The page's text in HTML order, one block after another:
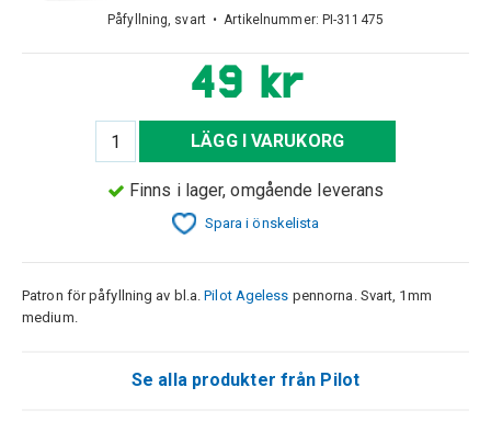
Påfyllning, svart • Artikelnummer: PI-311475
49 kr
LÄGG I VARUKORG
Finns i lager, omgående leverans
Spara i önskelista
Patron för påfyllning av bl.a.Pilot Ageless pennorna. Svart, 1mm
medium.
Se alla produkter från Pilot